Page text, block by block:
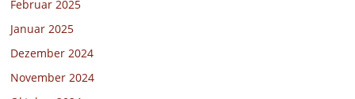
Februar 2025
Januar 2025
Dezember 2024
November 2024